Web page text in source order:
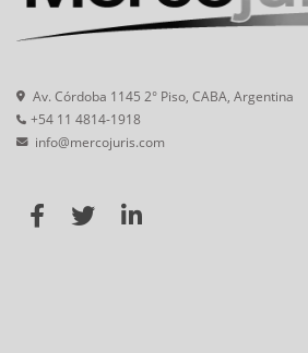
Av. Córdoba 1145 2° Piso, CABA, Argentina
+54 11 4814-1918
info@mercojuris.com